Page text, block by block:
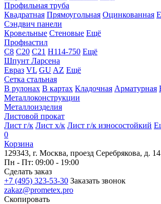
Профильная труба
Квадратная Прямоугольная Оцинкованная
Сэндвич панели
Кровельные Стеновые Ещё
Профнастил
С8 С20 С21 Н114-750 Ещё
Шпунт Ларсена
Евраз VL GU AZ Ещё
Сетка стальная
В рулонах В картах Кладочная Арматурная
Металлоконструкции
Металлоизделия
Листовой прокат
Лист г/к Лист х/к Лист г/к износостойкий
0
Корзина
129343, г. Москва, проезд Серебрякова, д.
Пн - Пт: 09:00 - 19:00
Сделать заказ
+7 (495) 323-53-30 Заказать звонок
zakaz@prometex.pro
Скопировать